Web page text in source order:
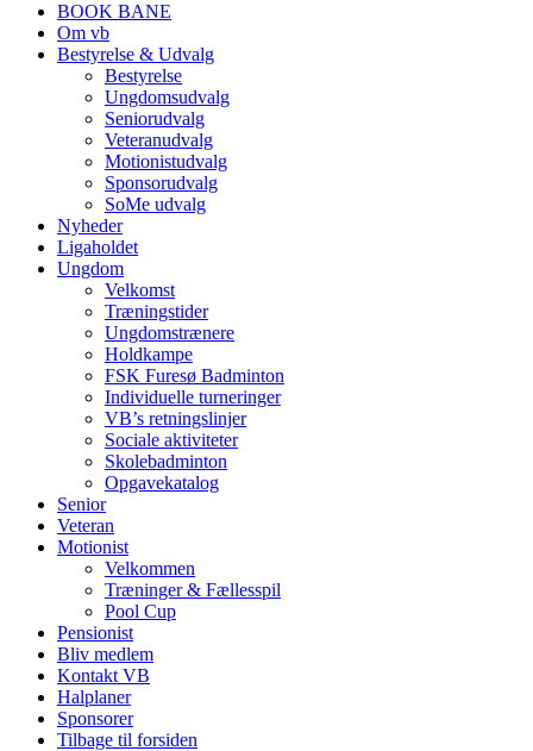
BOOK BANE
Om vb
Bestyrelse & Udvalg
Bestyrelse
Ungdomsudvalg
Seniorudvalg
Veteranudvalg
Motionistudvalg
Sponsorudvalg
SoMe udvalg
Nyheder
Ligaholdet
Ungdom
Velkomst
Træningstider
Ungdomstrænere
Holdkampe
FSK Furesø Badminton
Individuelle turneringer
VB’s retningslinjer
Sociale aktiviteter
Skolebadminton
Opgavekatalog
Senior
Veteran
Motionist
Velkommen
Træninger & Fællesspil
Pool Cup
Pensionist
Bliv medlem
Kontakt VB
Halplaner
Sponsorer
Tilbage til forsiden